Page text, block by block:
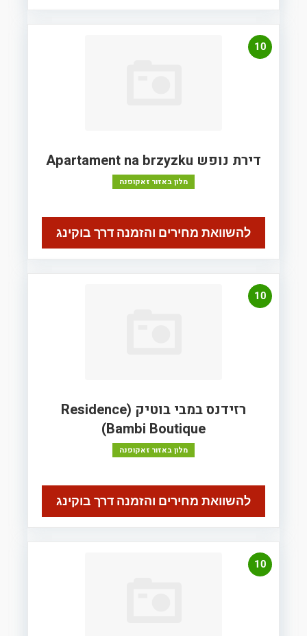
10
דירת נופש Apartament na brzyzku
מלון באזור זאקופנה
להשוואת מחירים והזמנה דרך בוקינג
10
רזידנס במבי בוטיק (Residence
Bambi Boutique)
מלון באזור זאקופנה
להשוואת מחירים והזמנה דרך בוקינג
10